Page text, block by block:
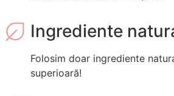
Ingrediente
Folosim doar ingrediente
superioară!